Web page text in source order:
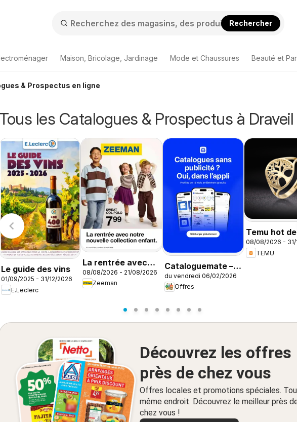
Rechercher
Maison, Bricolage, Jardinage Mode et Chaussures Beauté et
& Prospectus en ligne
Tous les Catalogues & Prospectus à Draveil
Le guide des vins
01/09/2025 - 31/12/2026
E.Leclerc
La rentrée avec
notre nouvelle
collection enfant
08/08/2026 - 21/08/2026
Zeeman
Cataloguemate –
Offres dans
l’application
du vendredi 06/02/2026
Offres
Temu hot
France
08/08/2026 - 31/
TEMU
Découvrez les offres
près de chez vous
Offres locales et promotions spéciales.
même endroit. Découvrez le meilleur près
chez vous !